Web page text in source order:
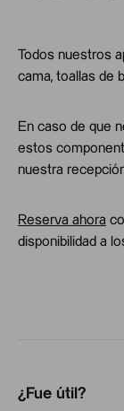
Todos nuestros
cama, toallas de
En caso de que
estos
nuestra
Reserva ahora
disponibilidad a
¿Fue útil?